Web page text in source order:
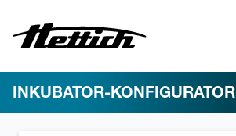
INKUBATOR-KONFIGURATOR